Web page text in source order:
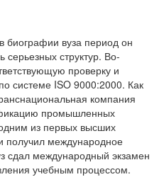
вуза период он
серьезных структур. Во-
проверку и
системе ISO 9000:2000. Как
компания
промышленных
из первых высших
получил международное
сдал международный экзамен
учебным процессом.